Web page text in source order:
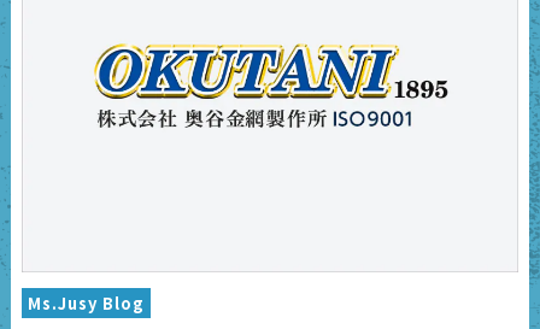
Ms.Jusy Blog